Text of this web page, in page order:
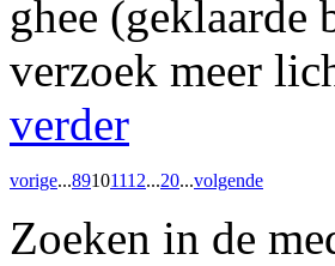
ghee (geklaarde
verzoek meer
verder
vorige...89101112...20...volgende
Zoeken in de